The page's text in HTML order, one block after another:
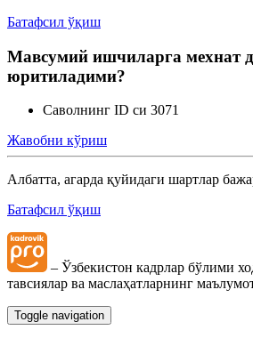
Батафсил ўқиш
Мавсумий ишчиларга мехнат
юритиладими?
Саволнинг ID си 3071
Жавобни кўриш
Албатта, агарда қуйидаги шартлар
Батафсил ўқиш
– Ўзбекистон кадрлар бўлими
тавсиялар ва маслаҳатларнинг
Toggle navigation